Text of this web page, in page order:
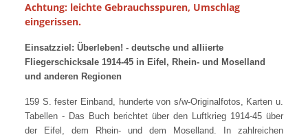
Achtung: leichte Gebrauchsspuren, Umschlag
eingerissen.
Einsatzziel: Überleben! - deutsche und alliierte
Fliegerschicksale 1914-45 in Eifel, Rhein- und Moselland
und anderen Regionen
159 S. fester Einband, hunderte von s/w-Originalfotos, Karten u.
Tabellen - Das Buch berichtet über den Luftkrieg 1914-45 über
der Eifel, dem Rhein- und dem Moselland. In zahlreichen